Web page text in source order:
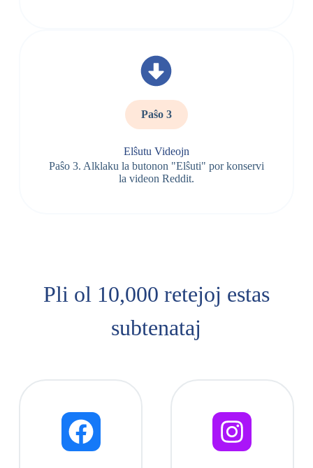
Paŝo 3
Elŝutu Videojn
Paŝo 3. Alklaku la butonon "Elŝuti" por konservi
la videon Reddit.
Pli ol 10,000 retejoj estas
subtenataj